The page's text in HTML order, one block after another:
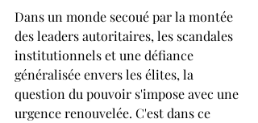
Dans un monde secoué par la montée
des leaders autoritaires, les scandales
institutionnels et une défiance
généralisée envers les élites, la
question du pouvoir s'impose avec une
urgence renouvelée. C'est dans ce